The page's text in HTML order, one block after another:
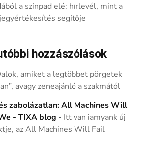
a színpad elé: hírlevél, mint a
jegyértékesítés segítője
hozzászólások
amiket a legtöbbet pörgetek
avagy zeneajánló a szakmától
zabolázatlan: All Machines Will
- TIXA blog - Itt van iamyank új
az All Machines Will Fail